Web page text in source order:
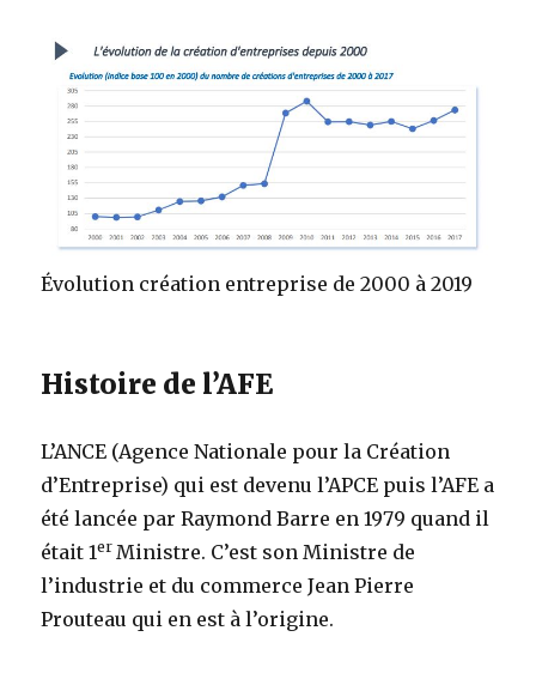
Évolution création entreprise de 2000 à 2019
Histoire de l’AFE
L’ANCE (Agence Nationale pour la Création
d’Entreprise) qui est devenu l’APCE puis l’AFE a
été lancée par Raymond Barre en 1979 quand il
était 1er Ministre. C’est son Ministre de
l’industrie et du commerce Jean Pierre
Prouteau qui en est à l’origine.